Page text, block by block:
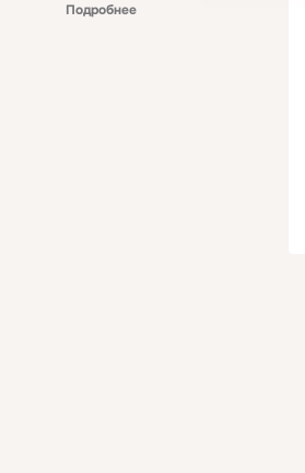
Подробнее